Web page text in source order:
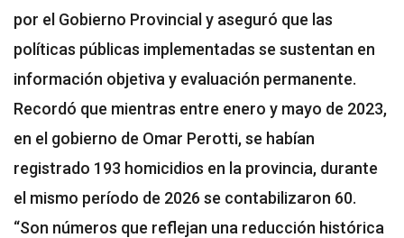
por el Gobierno Provincial y aseguró que las
políticas públicas implementadas se sustentan en
información objetiva y evaluación permanente.
Recordó que mientras entre enero y mayo de 2023,
en el gobierno de Omar Perotti, se habían
registrado 193 homicidios en la provincia, durante
el mismo período de 2026 se contabilizaron 60.
“Son números que reflejan una reducción histórica